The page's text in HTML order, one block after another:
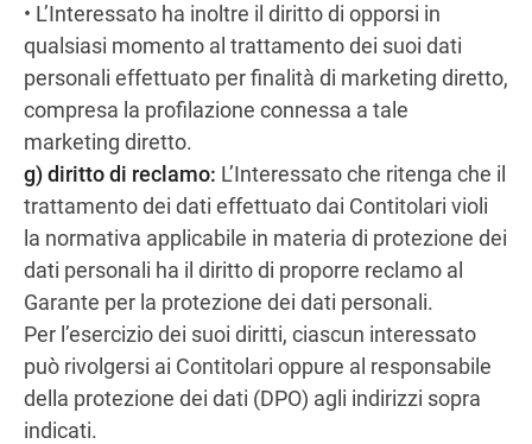
• L’Interessato ha inoltre il diritto di opporsi in
qualsiasi momento al trattamento dei suoi dati
personali effettuato per finalità di marketing diretto,
compresa la profilazione connessa a tale
marketing diretto.
g) diritto di reclamo: L’Interessato che ritenga che il
trattamento dei dati effettuato dai Contitolari violi
la normativa applicabile in materia di protezione dei
dati personali ha il diritto di proporre reclamo al
Garante per la protezione dei dati personali.
Per l’esercizio dei suoi diritti, ciascun interessato
può rivolgersi ai Contitolari oppure al responsabile
della protezione dei dati (DPO) agli indirizzi sopra
indicati.